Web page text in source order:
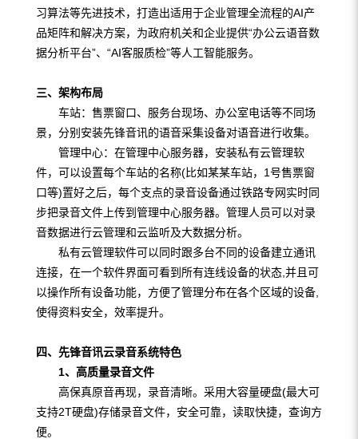
习算法等先进技术，打造出适用于企业管理全流程的AI产
品矩阵和解决方案，为政府机关和企业提供“办公云语音数
据分析平台”、“AI客服质检”等人工智能服务。
三、架构布局
车站：售票窗口、服务台现场、办公室电话等不同场
景，分别安装先锋音讯的语音采集设备对语音进行收集。
管理中心：在管理中心服务器，安装私有云管理软
件，可以设置每个车站的名称(比如某某车站，1号售票窗
口等)置好之后，每个支点的录音设备通过铁路专网实时同
步把录音文件上传到管理中心服务器。管理人员可以对录
音数据进行云管理和云监听及大数据分析。
私有云管理软件可以同时跟多台不同的设备建立通讯
连接，在一个软件界面可看到所有连线设备的状态,并且可
以操作所有设备功能，方便了管理分布在各个区域的设备,
使得资料安全，效率提升。
四、先锋音讯云录音系统特色
1、高质量录音文件
高保真原音再现，录音清晰。采用大容量硬盘(最大可
支持2T硬盘)存储录音文件，安全可靠，读取快捷，查询方
便。